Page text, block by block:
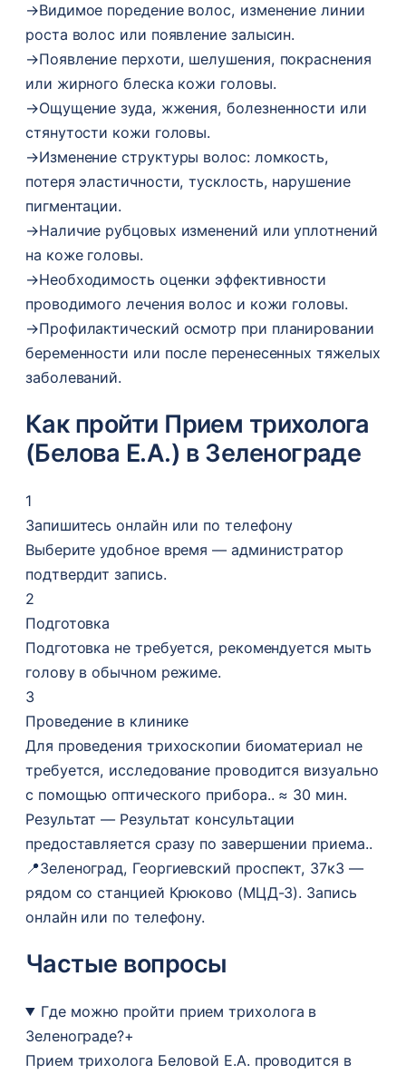
→Видимое поредение волос, изменение линии
роста волос или появление залысин.
→Появление перхоти, шелушения, покраснения
или жирного блеска кожи головы.
→Ощущение зуда, жжения, болезненности или
стянутости кожи головы.
→Изменение структуры волос: ломкость,
потеря эластичности, тусклость, нарушение
пигментации.
→Наличие рубцовых изменений или уплотнений
на коже головы.
→Необходимость оценки эффективности
проводимого лечения волос и кожи головы.
→Профилактический осмотр при планировании
беременности или после перенесенных тяжелых
заболеваний.
Как пройти Прием трихолога
(Белова Е.А.) в Зеленограде
1
Запишитесь онлайн или по телефону
Выберите удобное время — администратор
подтвердит запись.
2
Подготовка
Подготовка не требуется, рекомендуется мыть
голову в обычном режиме.
3
Проведение в клинике
Для проведения трихоскопии биоматериал не
требуется, исследование проводится визуально
с помощью оптического прибора.. ≈ 30 мин.
Результат — Результат консультации
предоставляется сразу по завершении приема..
📍Зеленоград, Георгиевский проспект, 37к3 —
рядом со станцией Крюково (МЦД-3). Запись
онлайн или по телефону.
Частые вопросы
Где можно пройти прием трихолога в
Зеленограде?+
Прием трихолога Беловой Е.А. проводится в